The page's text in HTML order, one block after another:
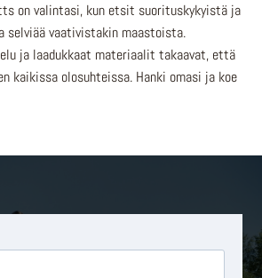
on valintasi, kun etsit suorituskykyistä ja
selviää vaativistakin maastoista.
ja laadukkaat materiaalit takaavat, että
kaikissa olosuhteissa. Hanki omasi ja koe